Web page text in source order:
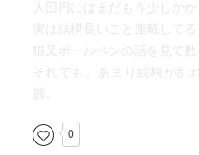
大団円にはまだもう少しかか
実は結構長いこと連載してる
猫又ボールペンの話を見て数
それでも、あまり絵柄が乱
麗。
0